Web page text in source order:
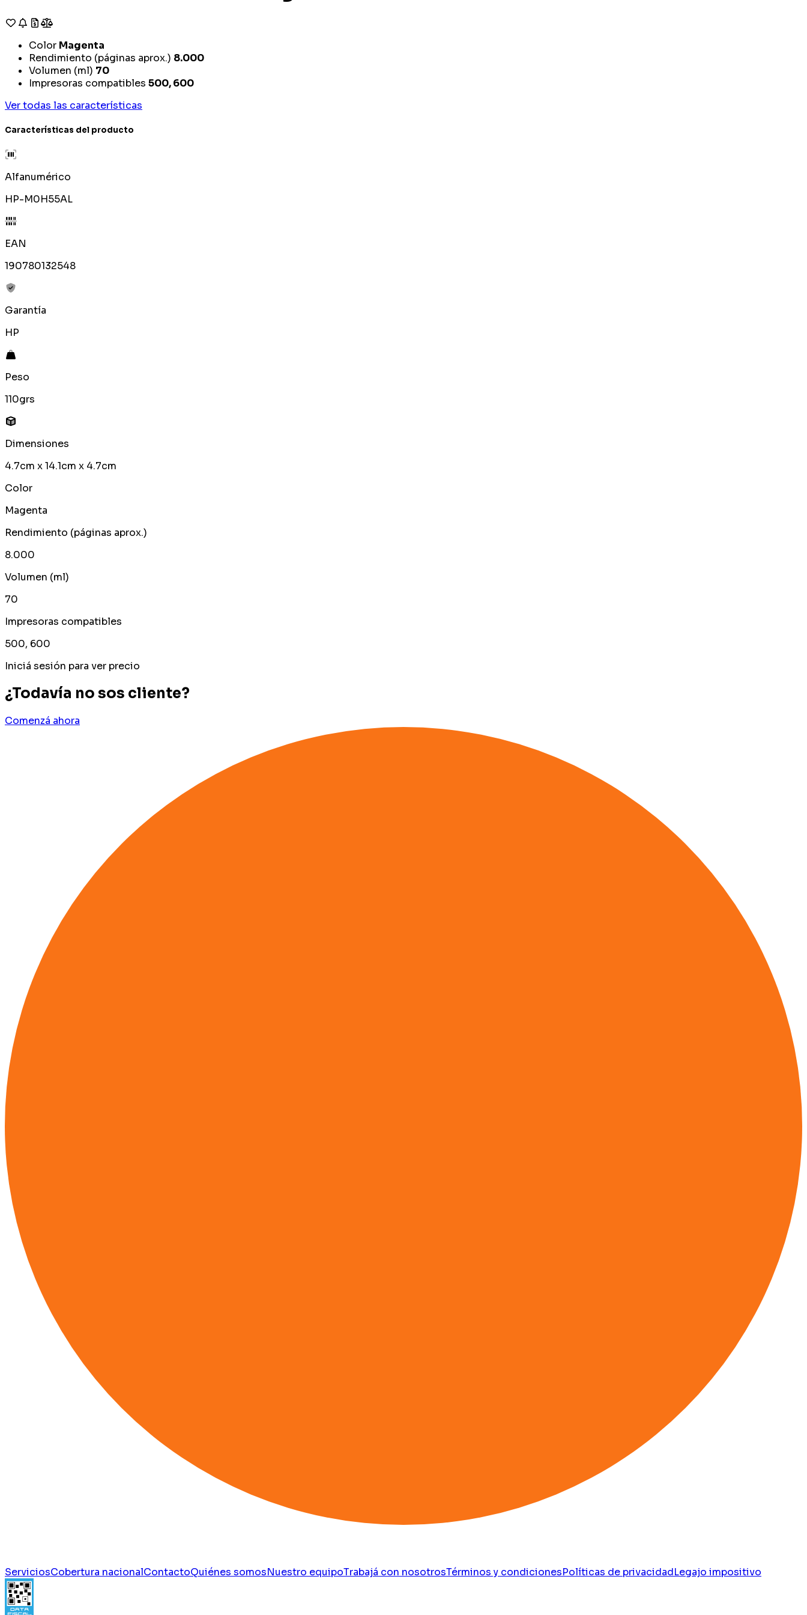
Color Magenta
Rendimiento (páginas aprox.) 8.000
Volumen (ml) 70
Impresoras compatibles 500, 600
Ver todas las características
Características del producto
Alfanumérico
HP-M0H55AL
EAN
190780132548
Garantía
HP
Peso
110grs
Dimensiones
4.7cm x 14.1cm x 4.7cm
Color
Magenta
Rendimiento (páginas aprox.)
8.000
Volumen (ml)
70
Impresoras compatibles
500, 600
Iniciá sesión para ver precio
¿Todavía no sos cliente?
Comenzá ahora
ServiciosCobertura nacionalContactoQuiénes somosNuestro equipoTrabajá con nosotrosTérminos y condicionesPolíticas de privacidadLegajo impositivo